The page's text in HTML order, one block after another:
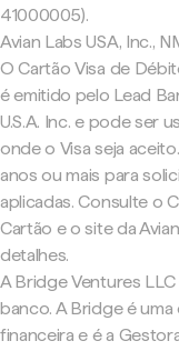
41000005).
Avian Labs USA, Inc.,
O Cartão Visa de
é emitido pelo Lead
U.S.A. Inc. e pode ser
onde o Visa seja
anos ou mais para
aplicadas. Consulte o
Cartão e o site da
detalhes.
A Bridge Ventures
banco. A Bridge é
financeira e é a